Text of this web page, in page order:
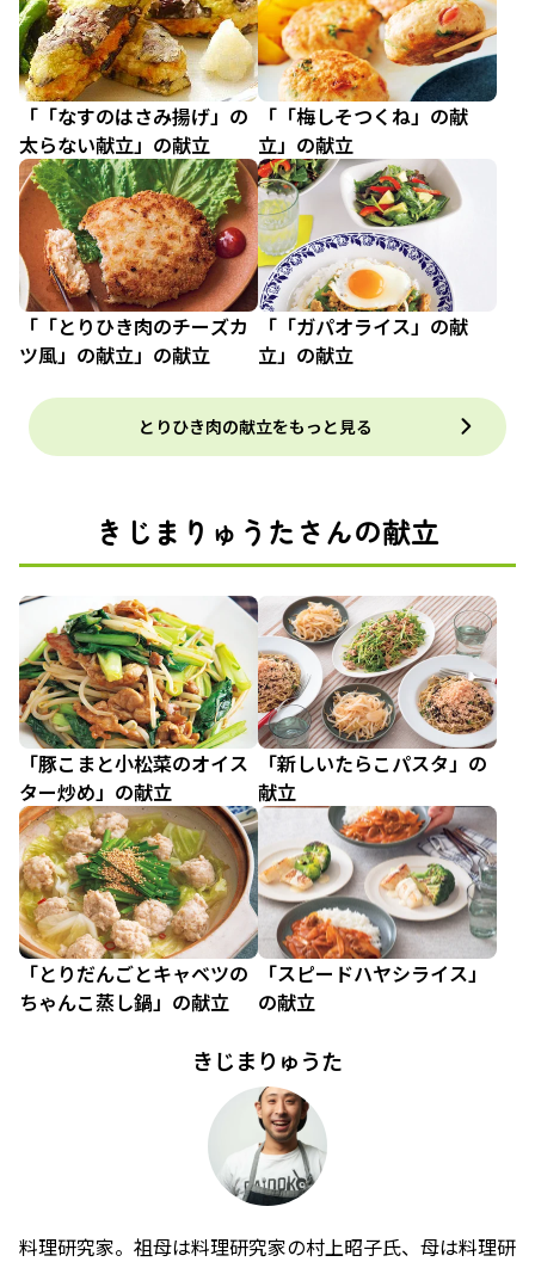
「「なすのはさみ揚げ」の
太らない献立」の献立
「「梅しそつくね」の献
立」の献立
「「とりひき肉のチーズカ
ツ風」の献立」の献立
「「ガパオライス」の献
立」の献立
とりひき肉の献立をもっと見る
きじまりゅうたさんの献立
「豚こまと小松菜のオイス
ター炒め」の献立
「新しいたらこパスタ」の
献立
「とりだんごとキャベツの
ちゃんこ蒸し鍋」の献立
「スピードハヤシライス」
の献立
きじまりゅうた
料理研究家。祖母は料理研究家の村上昭子氏、母は料理研